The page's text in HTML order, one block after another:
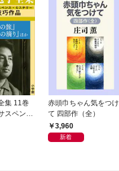
集 11巻
スペン
ー） 『眞
』『黄金
赤頭巾ちゃん気をつけ
て 四部作（全）
3,960
新着